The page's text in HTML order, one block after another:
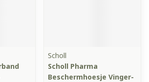
Scholl
Scholl Pharma
Beschermhoesje Vinger-